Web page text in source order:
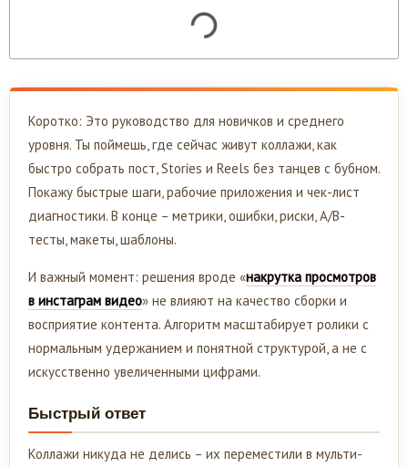
Коротко: Это руководство для новичков и среднего
уровня. Ты поймешь, где сейчас живут коллажи, как
быстро собрать пост, Stories и Reels без танцев с бубном.
Покажу быстрые шаги, рабочие приложения и чек-лист
диагностики. В конце – метрики, ошибки, риски, A/B-
тесты, макеты, шаблоны.
И важный момент: решения вроде «накрутка просмотров
в инстаграм видео» не влияют на качество сборки и
восприятие контента. Алгоритм масштабирует ролики с
нормальным удержанием и понятной структурой, а не с
искусственно увеличенными цифрами.
Быстрый ответ
Коллажи никуда не делись – их переместили в мульти-